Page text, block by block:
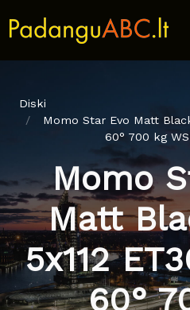
Diski
Momo Star Evo Matt
60° 700 kg
Momo
Matt
5x112
60°